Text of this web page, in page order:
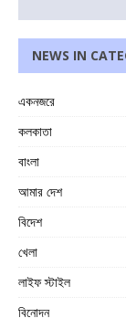
NEWS IN
একনজরে
কলকাতা
বাংলা
আমার দেশ
বিদেশ
খেলা
লাইফ স্টাইল
বিনোদন